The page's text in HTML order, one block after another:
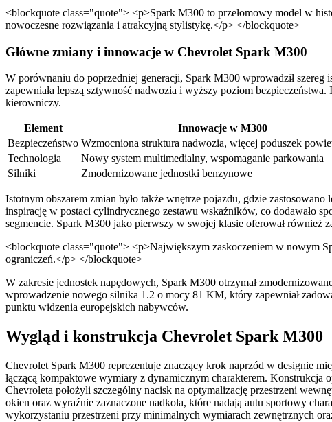
<blockquote class="quote"> <p>Spark M300 to przełomowy model w
nowoczesne rozwiązania i atrakcyjną stylistykę.</p> </blockquote>
Główne zmiany i innowacje w Chevrolet Spark M300
W porównaniu do poprzedniej generacji, Spark M300 wprowadził
zapewniała lepszą sztywność nadwozia i wyższy poziom
kierowniczy.
Element Innowacje w M300
Bezpieczeństwo Wzmocniona struktura nadwozia, więcej poduszek
Technologia
Nowy system multimedialny, wspomaganie parkowania
Silniki
Zmodernizowane jednostki benzynowe
Istotnym obszarem zmian było także wnętrze pojazdu, gdzie
inspirację w postaci cylindrycznego zestawu wskaźników, co dodawało
segmencie. Spark M300 jako pierwszy w swojej klasie oferował również
<blockquote class="quote"> <p>Największym zaskoczeniem w nowym
ograniczeń.</p> </blockquote>
W zakresie jednostek napędowych, Spark M300 otrzymał
wprowadzenie nowego silnika 1.2 o mocy 81 KM, który zapewniał
punktu widzenia europejskich nabywców.
Wygląd i konstrukcja Chevrolet Spark M300
Chevrolet Spark M300 reprezentuje znaczący krok naprzód w designie
łączącą kompaktowe wymiary z dynamicznym charakterem. Konstrukcja
Chevroleta położyli szczególny nacisk na optymalizację przestrzeni
okien oraz wyraźnie zaznaczone nadkola, które nadają autu sportowy
wykorzystaniu przestrzeni przy minimalnych wymiarach zewnętrznych